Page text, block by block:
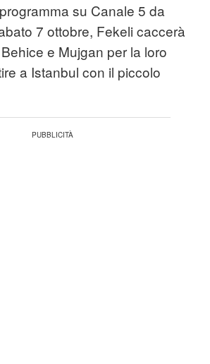
su Canale 5 da
7 ottobre, Fekeli caccerà
e Mujgan per la loro
a Istanbul con il piccolo